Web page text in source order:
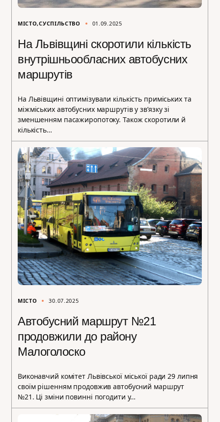
МІСТО СУСПІЛЬСТВО 01.09.2025
На Львівщині скоротили кількість
внутрішньообласних автобусних
маршрутів
На Львівщині оптимізували кількість приміських та
міжміських автобусних маршрутів у зв’язку зі
зменшенням пасажиропотоку. Також скоротили й
кількість…
МІСТО 30.07.2025
Автобусний маршрут №21
продовжили до району
Малоголоско
Виконавчий комітет Львівської міської ради 29 липня
своїм рішенням продовжив автобусний маршрут
№21. Ці зміни повинні погодити у…